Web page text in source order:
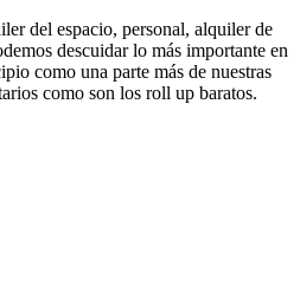
del espacio, personal, alquiler de
descuidar lo más importante en
como una parte más de nuestras
como son los roll up baratos.